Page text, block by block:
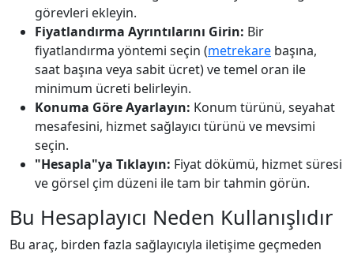
görevleri ekleyin.
Fiyatlandırma Ayrıntılarını Girin: Bir
fiyatlandırma yöntemi seçin (metrekare başına,
saat başına veya sabit ücret) ve temel oran ile
minimum ücreti belirleyin.
Konuma Göre Ayarlayın: Konum türünü, seyahat
mesafesini, hizmet sağlayıcı türünü ve mevsimi
seçin.
"Hesapla"ya Tıklayın: Fiyat dökümü, hizmet süresi
ve görsel çim düzeni ile tam bir tahmin görün.
Bu Hesaplayıcı Neden Kullanışlıdır
Bu araç, birden fazla sağlayıcıyla iletişime geçmeden